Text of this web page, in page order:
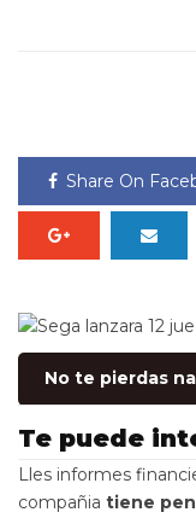
Share On
No te pierdas
Te puede
Lles informes
compañia tiene